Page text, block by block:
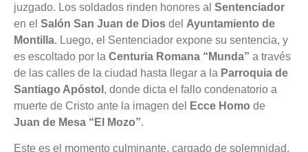
juzgado. Los soldados rinden honores alSentenciador
en elSalón San Juan de Dios del Ayuntamiento de
Montilla. Luego, el Sentenciador expone su sentencia, y
es escoltado por laCenturia Romana “Munda” a través
de las calles de la ciudad hasta llegar a la Parroquia de
Santiago Apóstol , donde dicta el fallo condenatorio a
muerte de Cristo ante la imagen del
Ecce Homo de
Juan de Mesa “El Mozo”.
Este es el momento culminante, cargado de solemnidad.